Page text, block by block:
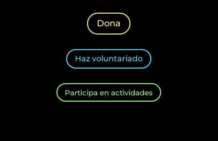
Dona
Haz voluntariado
Participa en actividades